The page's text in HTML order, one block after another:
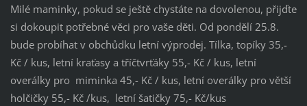
Milé maminky, pokud se ještě chystáte na dovolenou, přijďte
si dokoupit potřebné věci pro vaše děti. Od pondělí 25.8.
bude probíhat v obchůdku letní výprodej. Tílka, topíky 35,-
Kč / kus, letní kraťasy a tříčtvrťáky 55,- Kč / kus, letní
overálky pro miminka 45,- Kč / kus, letní overálky pro větší
holčičky 55,- Kč /kus, letní šatičky 75,- Kč/kus